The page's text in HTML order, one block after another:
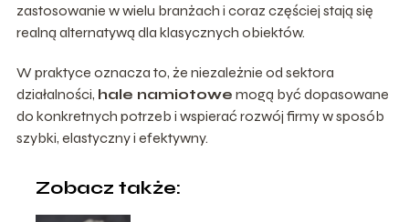
zastosowanie w wielu branżach i coraz częściej stają się
realną alternatywą dla klasycznych obiektów.
W praktyce oznacza to, że niezależnie od sektora
działalności, hale namiotowe mogą być dopasowane
do konkretnych potrzeb i wspierać rozwój firmy w sposób
szybki, elastyczny i efektywny.
Zobacz także: